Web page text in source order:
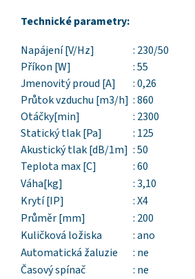
Technické parametry:
Napájení [V/Hz]
: 230/50
Příkon [W]
: 55
Jmenovitý proud [A]
: 0,26
Průtok vzduchu [m3/h] : 860
Otáčky[min]
: 2300
Statický tlak [Pa]
: 125
Akustický tlak [dB/1m] : 50
Teplota max [C]
: 60
Váha[kg]
: 3,10
Krytí [IP]
: X4
Průměr [mm]
: 200
Kuličková ložiska
: ano
Automatická žaluzie
: ne
Časový spínač
: ne